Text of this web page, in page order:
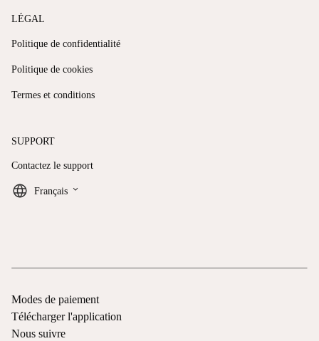
LÉGAL
Politique de confidentialité
Politique de cookies
Termes et conditions
SUPPORT
Contactez le support
Français keyboard_arrow_down
Modes de paiement
Télécharger l'application
Nous suivre